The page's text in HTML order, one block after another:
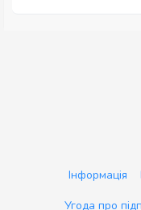
Інформація
Угода про